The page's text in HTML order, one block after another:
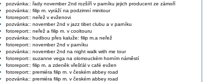
pozvánka:: řady november 2nd rozšíří v parníku jejich producent ze zámoří
pozvánka:: filip m. vyráží na podzimní minitour
fotoreport:: neřež v evženovi
pozvánka:: november 2nd v jazz tibet clubu a v parníku
fotoreport:: neřež a filip m. v cooltouru
pozvánka:: hudbou přes kaluže: filip m.a neřež
fotoreport:: november 2nd v parníku
pozvánka:: november 2nd na night walk with me tour
fotoreport:: suzanne vega na olomouckém horním náměstí
fotoreport:: filip m. a zdeněk vřešťál v café evžen
fotoreport:: premiéra filip m. v českém abbey road
pozvánka:: premiéra filip m. v českém abbey road